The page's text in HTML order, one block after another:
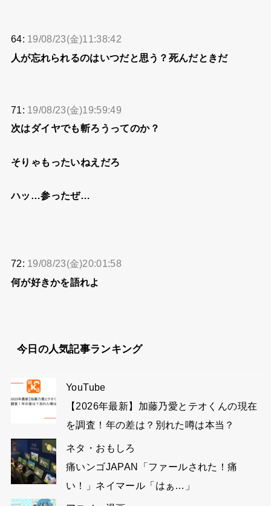
64: 19/08/23(金)11:38:42
人が忘れられるのはいつだと思う？死んだときだ
71: 19/08/23(金)19:59:49
次はダイヤでも斬ろうってのか？
そりゃもったいねえだろ
ハッ…参ったぜ…
72: 19/08/23(金)20:01:58
何が好きかを語れよ
今日の人気記事ランキング
YouTube
【2026年最新】加藤乃愛とテオくんの現在
を調査！年の差は？別れた噂は本当？
ネタ・おもしろ
痛いンゴJAPAN「ファールされた！痛
い！」ネイマール「はぁ…」